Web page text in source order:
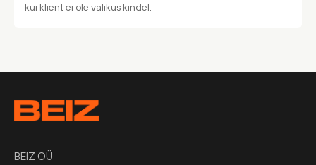
kui klient ei ole valikus kindel.
BEIZ OÜ